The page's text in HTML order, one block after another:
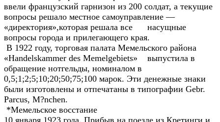
ввели французский гарнизон из 200 солдат, а текущие
вопросы решало местное самоуправление —
«директория»,которая решала все насущные
вопросы города и прилегающего края.
В 1922 году, торговая палата Мемельского района
«Handelskammer des Memelgebiets» выпустила в
обращение нотгельды, номиналом в
0,5;1;2;5;10;20;50;75;100 марок. Эти денежные знаки
были изготовлены и отпечатаны в типографии Gebr.
Parcus, M?nchen.
*Мемельское восстание
10 января 1923 года. Прибыв на поезде из Кретинги и